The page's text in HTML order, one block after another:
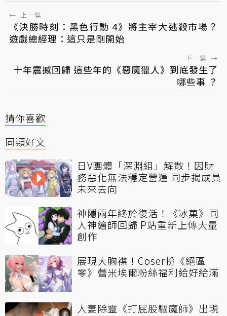
← 上一篇
《決勝時刻：黑色行動 4》將主宰大逃殺市場？
遊戲總經理：這只是剛開始
下一篇 →
十年震撼回歸 這些年的《惡魔獵人》到底發生了
哪些事 ？
猜你喜歡
同類好文
日V團體「深淵組」解散！因財
務惡化無法穩定營運 同步揭成員
未來去向
神隱兩年終於復活！《冰菓》同
人神繪師回歸 P站重新上傳大量
創作
展現大胸襟！Coser扮《絕區
零》蕾米埃爾粉絲福利給好給滿
人妻除靈《打屁股驅魔師》出現